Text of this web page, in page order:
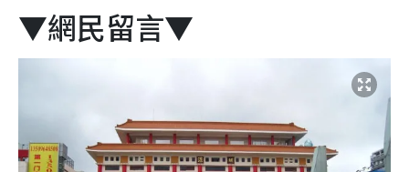
▼網民留言▼